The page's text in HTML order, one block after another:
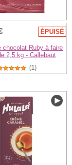
ÉPUISÉ
chocolat Ruby à faire
2,5 kg - Callebaut
(1)